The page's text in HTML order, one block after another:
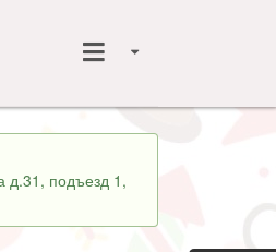
д.31, подъезд 1,